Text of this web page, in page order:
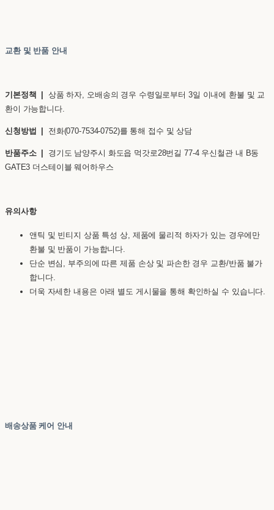
교환 및 반품 안내
기본정책 | 상품 하자, 오배송의 경우 수령일로부터 3일 이내에 환불 및 교
환이 가능합니다.
신청방법 | 전화(070-7534-0752)를 통해 접수 및 상담
반품주소 | 경기도 남양주시 화도읍 먹갓로28번길 77-4 우신철관 내 B동
GATE3 더스테이블 웨어하우스
유의사항
앤틱 및 빈티지 상품 특성 상, 제품에 물리적 하자가 있는 경우에만
환불 및 반품이 가능합니다.
단순 변심, 부주의에 따른 제품 손상 및 파손한 경우 교환/반품 불가
합니다.
더욱 자세한 내용은 아래 별도 게시물을 통해 확인하실 수 있습니다.
배송상품 케어 안내